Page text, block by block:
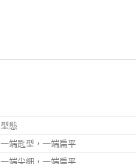
一
數
型態
一端匙型，一端扁平
一端尖細，一端扁平